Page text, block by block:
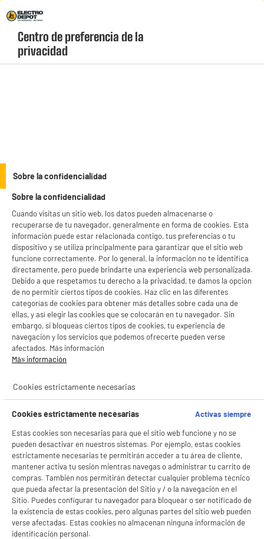
Menú
geolocation-header-icon-text
account
Regalos
tecnológicos
Regalos
gaming y movilidad urbana
Regalos
de imagen y sonido
Regalos
de hogar y belleza
Regalos
gourmet
Regalos
a precios bajos
Equiparse para celebrar
productItem_availability_txt-
current-store
LEGANÉS, MADRID
productItem__availability-
product_list_sticky_button_Filter
★★★★★
★★★★★
4.8/5(444)
compare_product
Plancha alisadora de pelo REMINGTON Cerámica
160/230 grados Keratin Therapy Pro S8590
Tipo : Alisadora
Revestimiento de las placas : Cerámicas
Temperatura máxima (°C) : 230 °C
29
Rechazar todas
BIENVENIDO a ELECTRO
DEPOT
Con el fin de mejorar tu experiencia, y tras tu consentimiento, ELECTRO DEPOT
y sus socios utilizan cookies que procesan tus datos personales para:
- compartir contenido adaptado a tus preferencias
- ofrecer publicidad y comunicaciones personalizadas
Centro de preferencia de la
privacidad
Sobre la confidencialidad
Sobre la confidencialidad
Cuando visitas un sitio web, los datos pueden almacenarse o
recuperarse de tu navegador, generalmente en forma de cookies. Esta
información puede estar relacionada contigo, tus preferencias o tu
dispositivo y se utiliza principalmente para garantizar que el sitio web
funcione correctamente. Por lo general, la información no te identifica
directamente, pero puede brindarte una experiencia web personalizada.
Debido a que respetamos tu derecho a la privacidad, te damos la opción
de no permitir ciertos tipos de cookies. Haz clic en las diferentes
categorías de cookies para obtener más detalles sobre cada una de
ellas, y así elegir las cookies que se colocarán en tu navegador. Sin
embargo, si bloqueas ciertos tipos de cookies, tu experiencia de
navegación y los servicios que podemos ofrecerte pueden verse
afectados. Más información
Más información
Cookies estrictamente necesarias
Cookies estrictamente necesarias
Activas siempre
Estas cookies son necesarias para que el sitio web funcione y no se
pueden desactivar en nuestros sistemas. Por ejemplo, estas cookies
estrictamente necesarias te permitirán acceder a tu área de cliente,
mantener activa tu sesión mientras navegas o administrar tu carrito de
compras. También nos permitirán detectar cualquier problema técnico
que pueda afectar la presentación del Sitio y / o la navegación en el
Sitio. Puedes configurar tu navegador para bloquear o ser notificado de
la existencia de estas cookies, pero algunas partes del sitio web pueden
verse afectadas. Estas cookies no almacenan ninguna información de
identificación personal.